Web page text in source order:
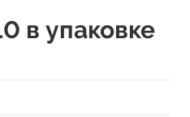
в упаковке